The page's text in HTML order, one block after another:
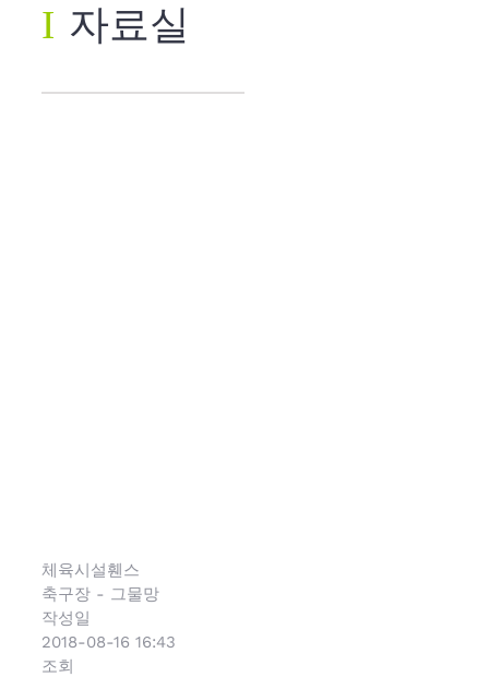
Ι 자료실
체육시설휀스
축구장 - 그물망
작성일
2018-08-16 16:43
조회